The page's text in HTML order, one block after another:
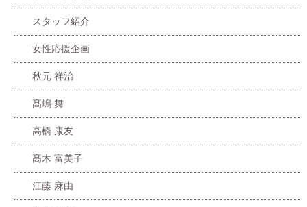
スタッフ紹介
女性応援企画
秋元 祥治
髙嶋 舞
高橋 康友
髙木 富美子
江藤 麻由